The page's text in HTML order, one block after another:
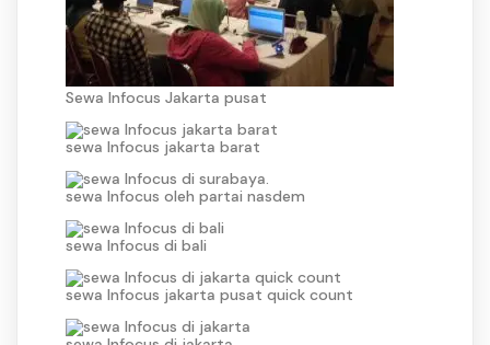
Sewa Infocus Jakarta pusat
sewa Infocus jakarta barat
sewa Infocus oleh partai nasdem
sewa Infocus di bali
sewa Infocus jakarta pusat quick count